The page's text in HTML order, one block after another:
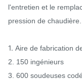
l'entretien et le
pression de chaudière.
1. Aire de fabrication
2. 150 ingénieurs
3. 600 soudeuses